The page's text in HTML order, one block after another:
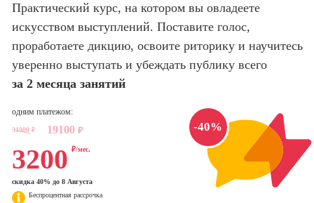
программирования
Школа психологии
Школа актерского
Школа бизнеса и
управления
Фотошкола
продвижение
сайтов)
Профессия
Интернет-
Менеджер по
маркетингу в
социальных
сетях (SMM-
менеджер)
Практический курс, на котором вы овладеете
искусством выступлений. Поставите голос,
проработаете дикцию, освоите риторику и научитесь
уверенно выступать и убеждать публику всего
за 2 месяца занятий
-40%
одним платежом:
31900 ₽ 19100 ₽
3200 ₽/мес.
скидка 40% до 8 Августа
Беспроцентная рассрочка